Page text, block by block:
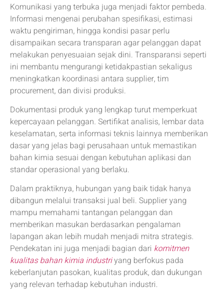
Komunikasi yang terbuka juga menjadi faktor pembeda.
Informasi mengenai perubahan spesifikasi, estimasi
waktu pengiriman, hingga kondisi pasar perlu
disampaikan secara transparan agar pelanggan dapat
melakukan penyesuaian sejak dini. Transparansi seperti
ini membantu mengurangi ketidakpastian sekaligus
meningkatkan koordinasi antara supplier, tim
procurement, dan divisi produksi.
Dokumentasi produk yang lengkap turut memperkuat
kepercayaan pelanggan. Sertifikat analisis, lembar data
keselamatan, serta informasi teknis lainnya memberikan
dasar yang jelas bagi perusahaan untuk memastikan
bahan kimia sesuai dengan kebutuhan aplikasi dan
standar operasional yang berlaku.
Dalam praktiknya, hubungan yang baik tidak hanya
dibangun melalui transaksi jual beli. Supplier yang
mampu memahami tantangan pelanggan dan
memberikan masukan berdasarkan pengalaman
lapangan akan lebih mudah menjadi mitra strategis.
Pendekatan ini juga menjadi bagian dari komitmen
kualitas bahan kimia industriyang berfokus pada
keberlanjutan pasokan, kualitas produk, dan dukungan
yang relevan terhadap kebutuhan industri.